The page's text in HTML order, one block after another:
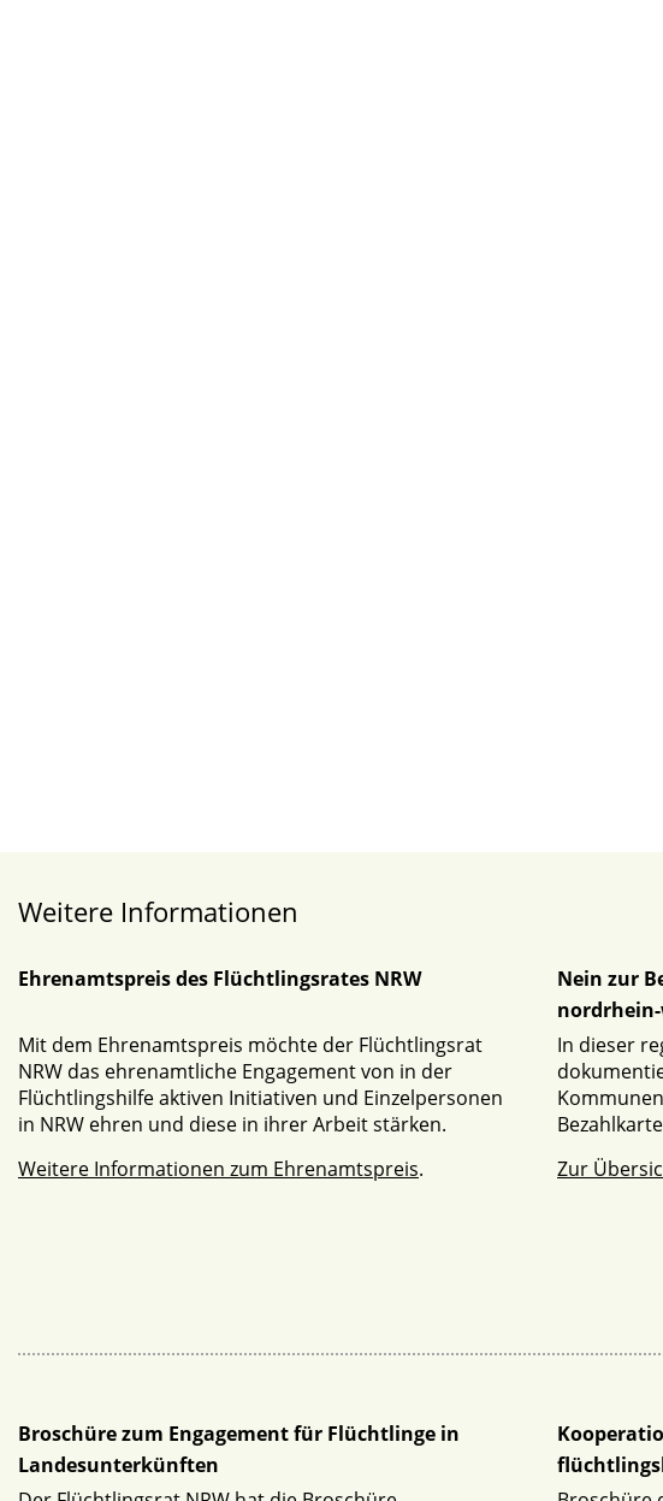
Weitere Informationen
Ehrenamtspreis des Flüchtlingsrates NRW
Mit dem Ehrenamtspreis möchte der Flüchtlingsrat
NRW das ehrenamtliche Engagement von in der
Flüchtlingshilfe aktiven Initiativen und Einzelpersonen
in NRW ehren und diese in ihrer Arbeit stärken.
Weitere Informationen zum Ehrenamtspreis.
Nein zur
In dieser
Zur
Broschüre zum Engagement für Flüchtlinge in
Landesunterkünften